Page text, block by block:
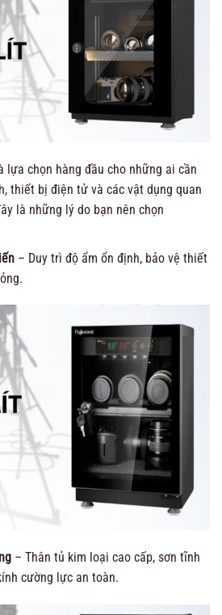
lựa chọn hàng đầu cho những ai cần
thiết bị điện tử và các vật dụng quan
là những lý do bạn nên chọn
– Duy trì độ ẩm ổn định, bảo vệ thiết
– Thân tủ kim loại cao cấp, sơn tĩnh
cường lực an toàn.